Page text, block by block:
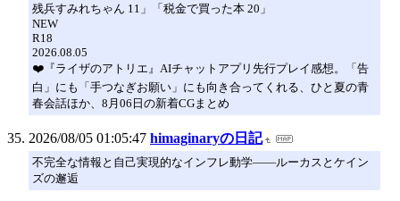
残兵すみれちゃん 11」「税金で買った本 20」
NEW
R18
2026.08.05
❤️『ライザのアトリエ』AIチャットアプリ先行プレイ感想。「告
白」にも「手つなぎお願い」にも向き合ってくれる、ひと夏の青
春会話ほか、8月06日の新着CGまとめ
2026/08/05 01:05:47 himaginaryの日記
不完全な情報と自己実現的なインフレ動学――ルーカスとケイン
ズの邂逅